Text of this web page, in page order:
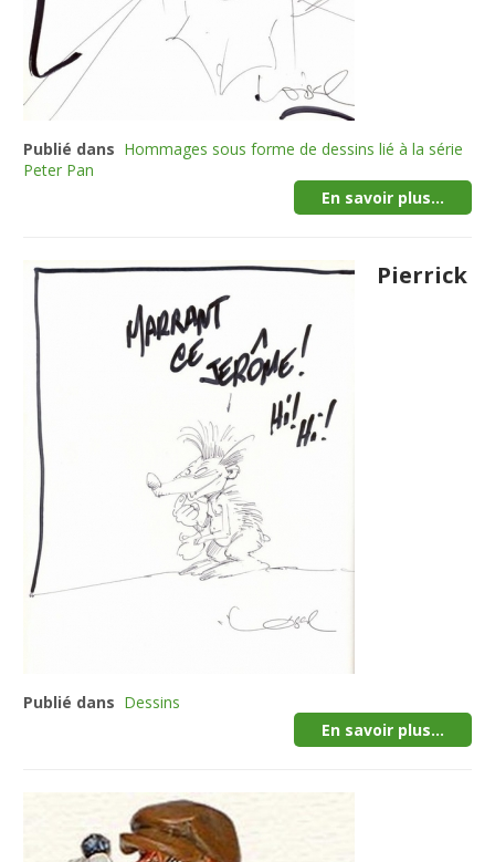
Publié dans Hommages sous forme de dessins lié à la série
Peter Pan
En savoir plus...
Pierrick
Publié dans Dessins
En savoir plus...